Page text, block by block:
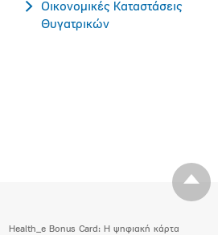
Οικονομικές Καταστάσεις
Θυγατρικών
Health_e Bonus Card: H ψηφιακή κάρτα